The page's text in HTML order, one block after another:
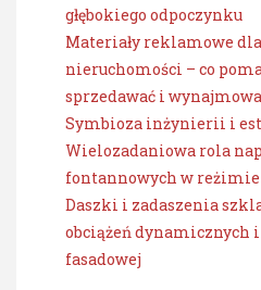
głębokiego odpoczynku
Materiały reklamowe
nieruchomości – co
sprzedawać i
Symbioza inżynierii i
Wielozadaniowa rola
fontannowych w
Daszki i zadaszenia
obciążeń
fasadowej